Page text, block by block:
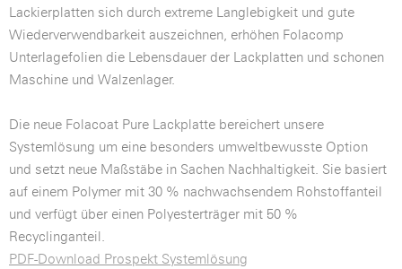
Lackierplatten sich durch extreme Langlebigkeit und gute
Wiederverwendbarkeit auszeichnen, erhöhen Folacomp
Unterlagefolien die Lebensdauer der Lackplatten und schonen
Maschine und Walzenlager.
Die neue Folacoat Pure Lackplatte bereichert unsere
Systemlösung um eine besonders umweltbewusste Option
und setzt neue Maßstäbe in Sachen Nachhaltigkeit. Sie basiert
auf einem Polymer mit 30 % nachwachsendem Rohstoffanteil
und verfügt über einen Polyesterträger mit 50 %
Recyclinganteil.
PDF-Download Prospekt Systemlösung